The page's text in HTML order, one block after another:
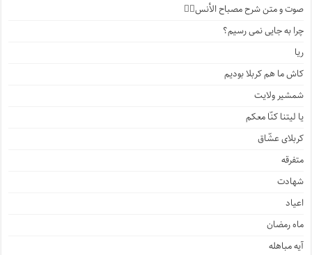
صوت و متن شرح مصباح الأنس۳️⃣
چرا به جایی نمی رسیم؟
ریا
کاش ما هم کربلا بودیم
شمشیر ولایت
یا لیتنا کنّا معکم
کربلای عشّاق
متفرقه
شهادت
اعیاد
ماه رمضان
آیه مباهله